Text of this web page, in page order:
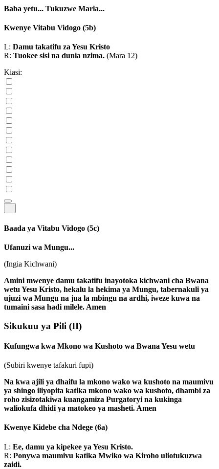
Baba yetu... Tukuzwe Maria...
Kwenye Vitabu Vidogo (5b)
L: Damu takatifu za Yesu Kristo
R: Tuokee sisi na dunia nzima. (Mara 12)
Kiasi:
Baada ya Vitabu Vidogo (5c)
Ufanuzi wa Mungu...
(Ingia Kichwani)
Amini mwenye damu takatifu inayotoka kichwani cha Bwana
wetu Yesu Kristo, hekalu la hekima ya Mungu, tabernakuli ya
ujuzi wa Mungu na jua la mbingu na ardhi, iweze kuwa na
tumaini sasa hadi milele. Amen
Sikukuu ya Pili (II)
Kufungwa kwa Mkono wa Kushoto wa Bwana Yesu wetu
(Subiri kwenye tafakuri fupi)
Na kwa ajili ya dhaifu la mkono wako wa kushoto na maumivu
ya shingo iliyopita katika mkono wako wa kushoto, dhambi za
roho zisizotakiwa kuangamiza Purgatoryi na kukinga
waliokufa dhidi ya matokeo ya masheti. Amen
Kwenye Kidebe cha Ndege (6a)
L: Ee, damu ya kipekee ya Yesu Kristo.
R: Ponywa maumivu katika Mwiko wa Kiroho uliotukuzwa
zaidi.